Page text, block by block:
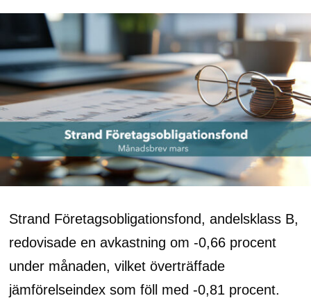
Strand Företagsobligationsfond, andelsklass B,
redovisade en avkastning om -0,66 procent
under månaden, vilket överträffade
jämförelseindex som föll med -0,81 procent.